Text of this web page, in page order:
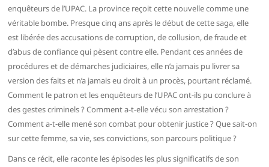
enquêteurs de l’UPAC. La province reçoit cette nouvelle comme une
véritable bombe. Presque cinq ans après le début de cette saga, elle
est libérée des accusations de corruption, de collusion, de fraude et
d’abus de confiance qui pèsent contre elle. Pendant ces années de
procédures et de démarches judiciaires, elle n’a jamais pu livrer sa
version des faits et n’a jamais eu droit à un procès, pourtant réclamé.
Comment le patron et les enquêteurs de l’UPAC ont-ils pu conclure à
des gestes criminels ? Comment a-t-elle vécu son arrestation ?
Comment a-t-elle mené son combat pour obtenir justice ? Que sait-on
sur cette femme, sa vie, ses convictions, son parcours politique ?
Dans ce récit, elle raconte les épisodes les plus significatifs de son